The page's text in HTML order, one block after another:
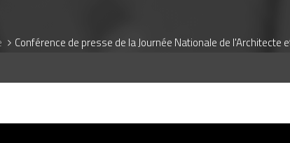
Conférence de presse de la Journée Nationale de